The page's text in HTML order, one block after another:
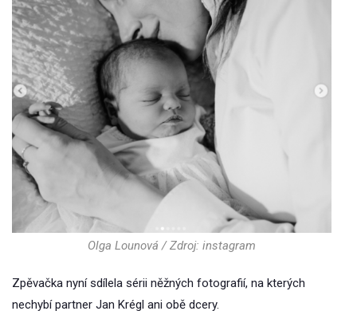
Olga Lounová / Zdroj: instagram
Zpěvačka nyní sdílela sérii něžných fotografií, na kterých
nechybí partner Jan Krégl ani obě dcery.